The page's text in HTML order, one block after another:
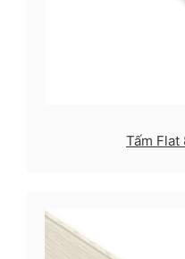
Tấm